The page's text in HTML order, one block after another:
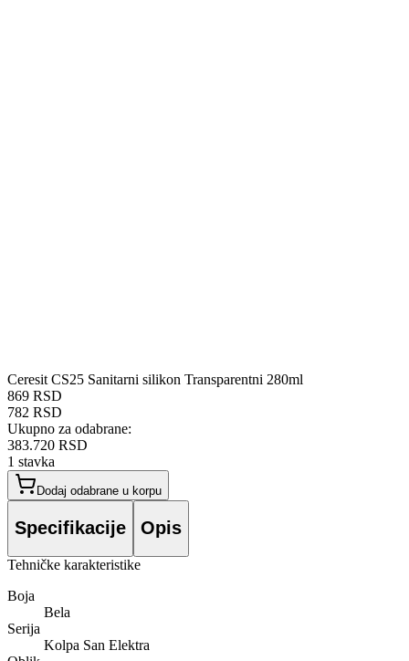
Ceresit CS25 Sanitarni silikon Transparentni 280ml
869 RSD
782 RSD
Ukupno za odabrane:
383.720 RSD
1 stavka
Dodaj odabrane u korpu
Specifikacije Opis
Tehničke karakteristike
Boja
Bela
Serija
Kolpa San Elektra